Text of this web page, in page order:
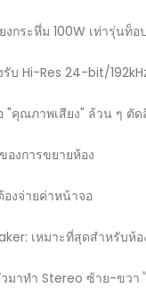
งกระหึ่ม 100W เท่ารุ่นท็
บ Hi-Res 24-bit/
"คุณภาพเสียง" ล้วน ๆ ตั
ของการขยายห้อง
องจ่ายค่าหน้าจอ
เหมาะที่สุดสำหรับห้
มาทำ Stereo ซ้าย-ขวา